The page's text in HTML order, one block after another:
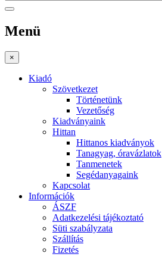
Menü
×
Kiadó
Szövetkezet
Történetünk
Vezetőség
Kiadványaink
Hittan
Hittanos kiadványok
Tanagyag, óravázlatok
Tanmenetek
Segédanyagaink
Kapcsolat
Információk
ÁSZF
Adatkezelési tájékoztató
Süti szabályzata
Szállítás
Fizetés